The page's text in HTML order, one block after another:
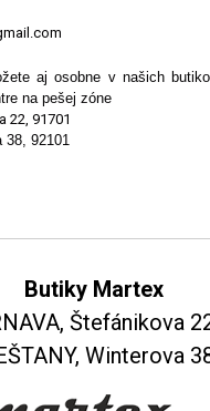
aj osobne v našich
na pešej zóne
22, 91701
92101
Butiky Martex
Štefánikova
Winterova